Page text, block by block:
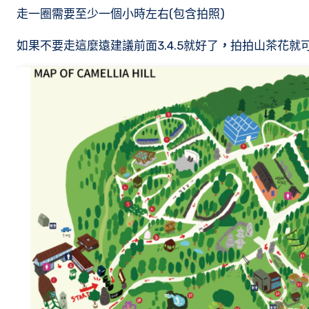
走一圈需要至少一個小時左右(包含拍照)
如果不要走這麼遠建議前面3.4.5就好了 ， 拍拍山茶花就